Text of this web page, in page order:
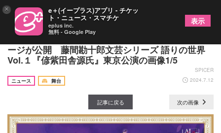
水 夏希、一色采子、舞羽美海、三林京子のメッセ
ージが公開 藤間勘十郎文芸シリーズ 語りの世界
Vol.１『偐紫田舎源氏』東京公演の画像1/5
SPICER
ニュース
舞台 2024.7.12
記事に戻る 次の画像
× e＋(イープラス)アプリ - チケッ
ト・ニュース・スマチケ
eplus inc.
無料 - Google Play
表示